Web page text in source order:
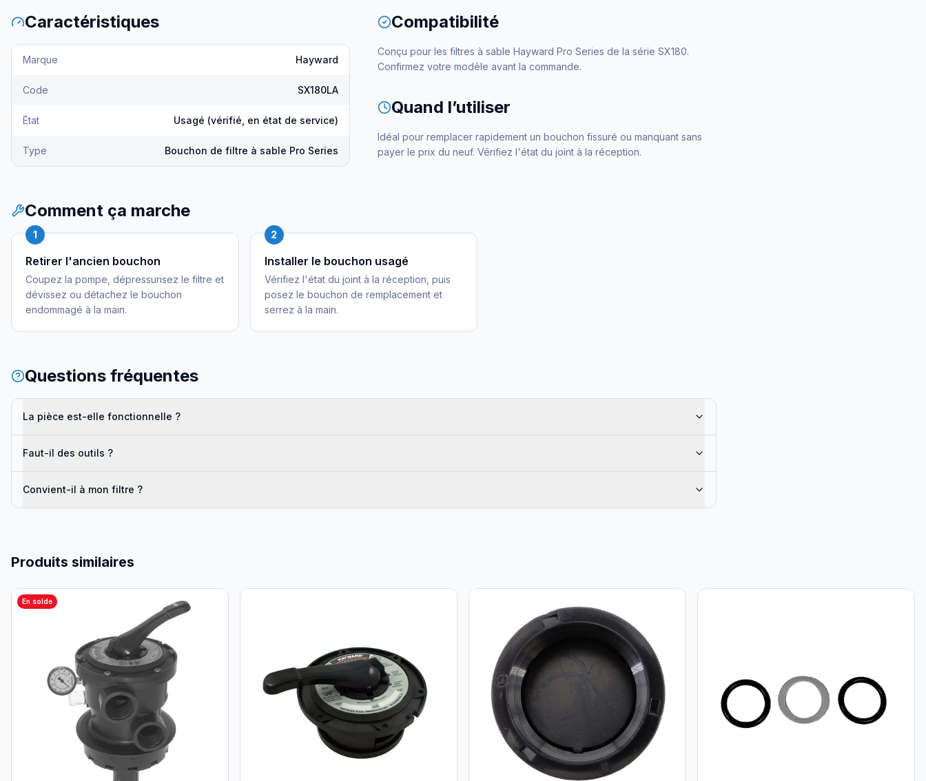
Caractéristiques
Marque Hayward
Code SX180LA
État Usagé (vérifié, en état de service)
Type Bouchon de filtre à sable Pro Series
Compatibilité
Conçu pour les filtres à sable Hayward Pro Series de la série SX180.
Confirmez votre modèle avant la commande.
Quand l’utiliser
Idéal pour remplacer rapidement un bouchon fissuré ou manquant sans
payer le prix du neuf. Vérifiez l'état du joint à la réception.
Comment ça marche
1
Retirer l'ancien bouchon
Coupez la pompe, dépressurisez le filtre et
dévissez ou détachez le bouchon
endommagé à la main.
2
Installer le bouchon usagé
Vérifiez l'état du joint à la réception, puis
posez le bouchon de remplacement et
serrez à la main.
Questions fréquentes
La pièce est-elle fonctionnelle ?
Faut-il des outils ?
Convient-il à mon filtre ?
Produits similaires
En solde